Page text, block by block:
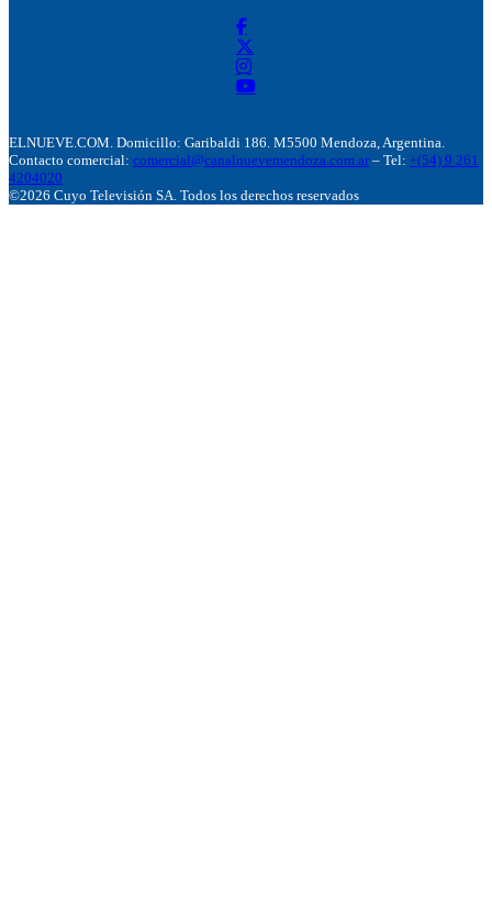
ELNUEVE.COM. Domicillo: Garibaldi 186. M5500 Mendoza, Argentina.
Contacto comercial: comercial@canalnuevemendoza.com.ar – Tel: +(54) 9 261
4204020
©2026 Cuyo Televisión SA. Todos los derechos reservados